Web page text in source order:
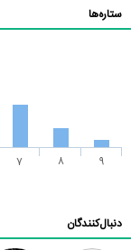
ستاره‌ها
7 8 9
دنبال‌کنندگان